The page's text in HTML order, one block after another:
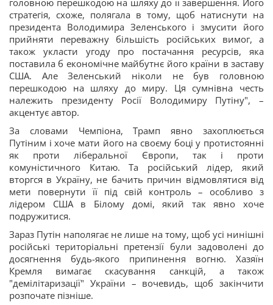
головною перешкодою на шляху до її завершення. Його
стратегія, схоже, полягала в тому, щоб натиснути на
президента Володимира Зеленського і змусити його
прийняти переважну більшість російських вимог, а
також укласти угоду про постачання ресурсів, яка
поставила б економічне майбутнє його країни в заставу
США. Але Зеленський ніколи не був головною
перешкодою на шляху до миру. Ця сумнівна честь
належить президенту Росії Володимиру Путіну", –
акцентує автор.
За словами Чемпіона, Трамп явно захоплюється
Путіним і хоче мати його на своєму боці у протистоянні
як проти ліберальної Європи, так і проти
комуністичного Китаю. Та російський лідер, який
вторгся в Україну, не бачить причин відмовлятися від
мети повернути її під свій контроль – особливо з
лідером США в Білому домі, який так явно хоче
подружитися.
Зараз Путін наполягає не лише на тому, щоб усі нинішні
російські територіальні претензії були задоволені до
досягнення будь-якого припинення вогню. Хазяїн
Кремля вимагає скасування санкцій, а також
"демілітаризації" України – вочевидь, щоб закінчити
розпочате пізніше.